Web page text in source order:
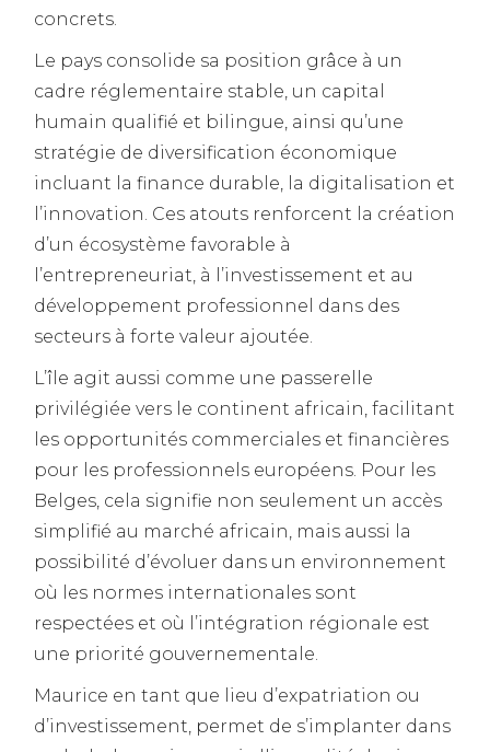
concrets.
Le pays consolide sa position grâce à un
cadre réglementaire stable, un capital
humain qualifié et bilingue, ainsi qu’une
stratégie de diversification économique
incluant la finance durable, la digitalisation et
l’innovation. Ces atouts renforcent la création
d’un écosystème favorable à
l’entrepreneuriat, à l’investissement et au
développement professionnel dans des
secteurs à forte valeur ajoutée.
L’île agit aussi comme une passerelle
privilégiée vers le continent africain, facilitant
les opportunités commerciales et financières
pour les professionnels européens. Pour les
Belges, cela signifie non seulement un accès
simplifié au marché africain, mais aussi la
possibilité d’évoluer dans un environnement
où les normes internationales sont
respectées et où l’intégration régionale est
une priorité gouvernementale.
Maurice en tant que lieu d’expatriation ou
d’investissement, permet de s’implanter dans